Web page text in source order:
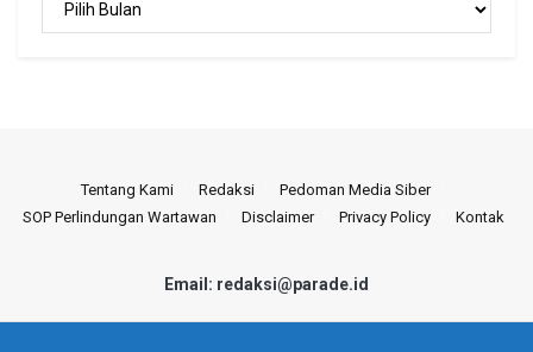
Tentang Kami Redaksi
Pedoman Media Siber
SOP Perlindungan Wartawan
Disclaimer Privacy Policy Kontak
Email: redaksi@parade.id